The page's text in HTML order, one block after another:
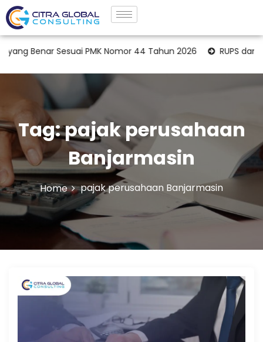
Benar Sesuai PMK Nomor 44 Tahun 2026 RUPS dan
Tag:pajak perusahaan
Banjarmasin
Home pajak perusahaan Banjarmasin